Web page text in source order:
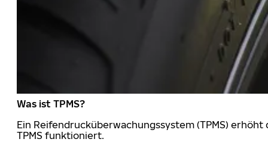
Was ist TPMS?
Ein Reifendrucküberwachungssystem (TPMS)
TPMS funktioniert.